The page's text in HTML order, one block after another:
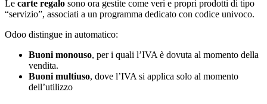
Le carte regalo sono ora gestite come veri e propri prodotti di tipo
“servizio”, associati a un programma dedicato con codice univoco.
Odoo distingue in automatico:
Buoni monouso, per i quali l’IVA è dovuta al momento della
vendita.
Buoni multiuso, dove l’IVA si applica solo al momento
dell’utilizzo